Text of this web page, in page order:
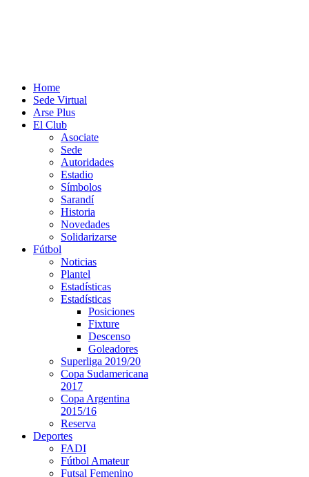
Home
Sede Virtual
Arse Plus
El Club
Asociate
Sede
Autoridades
Estadio
Símbolos
Sarandí
Historia
Novedades
Solidarizarse
Fútbol
Noticias
Plantel
Estadísticas
Estadísticas
Posiciones
Fixture
Descenso
Goleadores
Superliga 2019/20
Copa Sudamericana
2017
Copa Argentina
2015/16
Reserva
Deportes
FADI
Fútbol Amateur
Futsal Femenino